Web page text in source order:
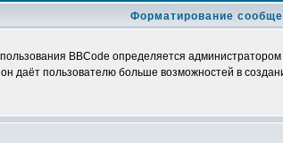
Форматирование
BBCode определяется
даёт пользователю больше возможностей в